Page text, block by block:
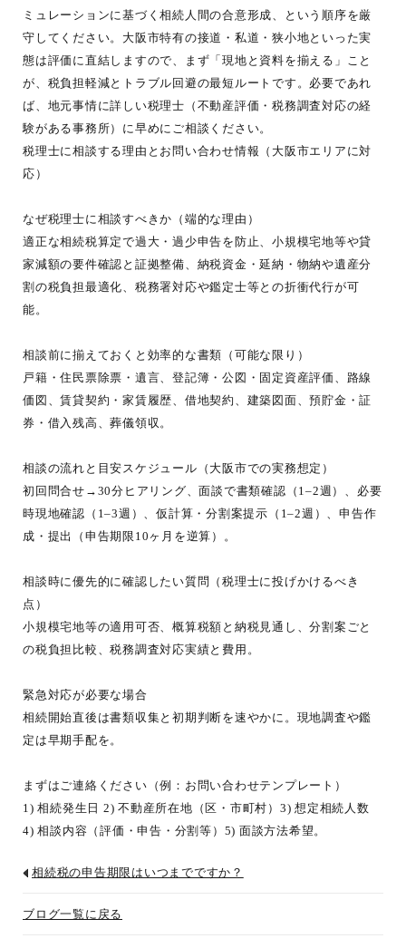
ミュレーションに基づく相続人間の合意形成、という順序を厳
守してください。大阪市特有の接道・私道・狭小地といった実
態は評価に直結しますので、まず「現地と資料を揃える」こと
が、税負担軽減とトラブル回避の最短ルートです。必要であれ
ば、地元事情に詳しい税理士（不動産評価・税務調査対応の経
験がある事務所）に早めにご相談ください。
税理士に相談する理由とお問い合わせ情報（大阪市エリアに対
応）
なぜ税理士に相談すべきか（端的な理由）
適正な相続税算定で過大・過少申告を防止、小規模宅地等や貸
家減額の要件確認と証拠整備、納税資金・延納・物納や遺産分
割の税負担最適化、税務署対応や鑑定士等との折衝代行が可
能。
相談前に揃えておくと効率的な書類（可能な限り）
戸籍・住民票除票・遺言、登記簿・公図・固定資産評価、路線
価図、賃貸契約・家賃履歴、借地契約、建築図面、預貯金・証
券・借入残高、葬儀領収。
相談の流れと目安スケジュール（大阪市での実務想定）
初回問合せ→30分ヒアリング、面談で書類確認（1–2週）、必要
時現地確認（1–3週）、仮計算・分割案提示（1–2週）、申告作
成・提出（申告期限10ヶ月を逆算）。
相談時に優先的に確認したい質問（税理士に投げかけるべき
点）
小規模宅地等の適用可否、概算税額と納税見通し、分割案ごと
の税負担比較、税務調査対応実績と費用。
緊急対応が必要な場合
相続開始直後は書類収集と初期判断を速やかに。現地調査や鑑
定は早期手配を。
まずはご連絡ください（例：お問い合わせテンプレート）
1) 相続発生日 2) 不動産所在地（区・市町村）3) 想定相続人数
4) 相談内容（評価・申告・分割等）5) 面談方法希望。
相続税の申告期限はいつまでですか？
ブログ一覧に戻る